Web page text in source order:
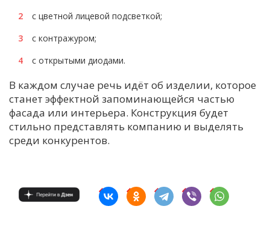
с цветной лицевой подсветкой;
с контражуром;
с открытыми диодами.
В каждом случае речь идёт об изделии, которое
станет эффектной запоминающейся частью
фасада или интерьера. Конструкция будет
стильно представлять компанию и выделять
среди конкурентов.